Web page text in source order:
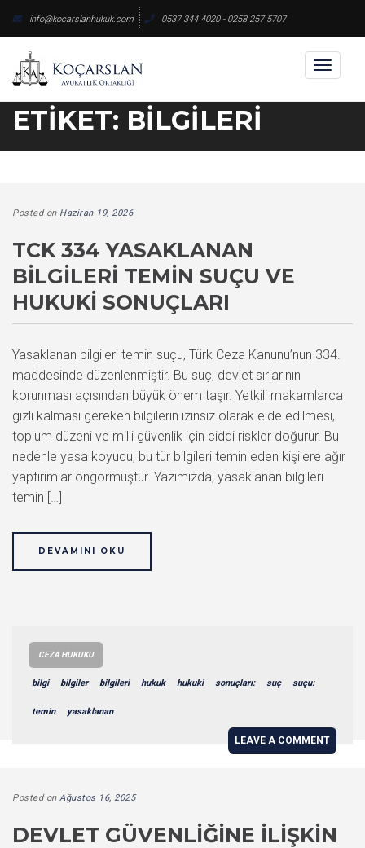
content
info@kocarslanhukuk.com 0537 344 4020 - 0258 257 5707
Toggle
ETIKET: BILGILERI
Posted on Haziran 19, 2026
TCK 334 YASAKLANAN
BILGILERI TEMIN SUÇU VE
HUKUKI SONUÇLARI
Yasaklanan bilgileri temin suçu, Türk Ceza Kanunu’nun 334.
maddesinde düzenlenmiştir. Bu suç, devlet sırlarının
korunması açısından büyük önem taşır. Yetkili makamlarca
gizli kalması gereken bilgilerin izinsiz olarak elde edilmesi,
toplum düzeni ve milli güvenlik için ciddi riskler doğurur. Bu
nedenle yasa koyucu, bu tür bilgileri temin eden kişilere ağır
yaptırımlar öngörmüştür. Yazımızda, yasaklanan bilgileri
temin […]
DEVAMINI OKU
CEZA HUKUKU
bilgi bilgiler bilgileri hukuk hukuki sonuçları: suç suçu:
temin yasaklanan
LEAVE A COMMENT
Posted on Ağustos 16, 2025
DEVLET GÜVENLIĞINE İLIŞKIN